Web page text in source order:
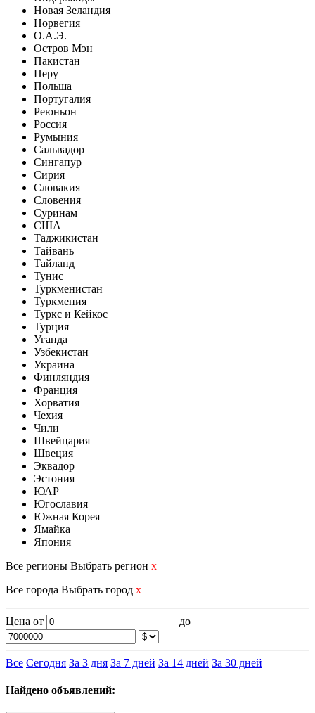
Новая Зеландия
Норвегия
О.А.Э.
Остров Мэн
Пакистан
Перу
Польша
Португалия
Реюньон
Россия
Румыния
Сальвадор
Сингапур
Сирия
Словакия
Словения
Суринам
США
Таджикистан
Тайвань
Тайланд
Тунис
Туркменистан
Туркмения
Туркс и Кейкос
Турция
Уганда
Узбекистан
Украина
Финляндия
Франция
Хорватия
Чехия
Чили
Швейцария
Швеция
Эквадор
Эстония
ЮАР
Югославия
Южная Корея
Ямайка
Япония
Все регионы Выбрать регион x
Все города Выбрать город x
Цена от до
Все Сегодня За 3 дня За 7 дней За 14 дней За 30 дней
Найдено объявлений: